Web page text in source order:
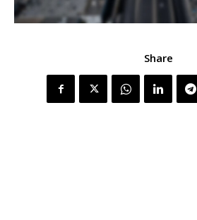
Share